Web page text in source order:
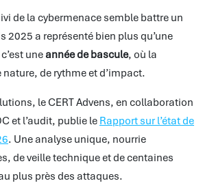
de la cybermenace semble battre un
2025 a représenté bien plus qu’une
uneannée de bascule, où la
de rythme et d’impact.
le CERT Advens, en collaboration
et l’audit, publie le Rapport sur l’état de
. Une analyse unique, nourrie
de veille technique et de centaines
plus près des attaques.